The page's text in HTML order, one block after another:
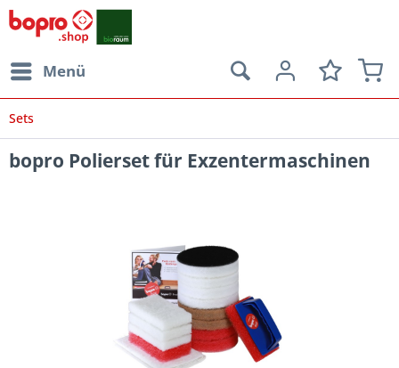
Menü
Sets
bopro Polierset für Exzentermaschinen